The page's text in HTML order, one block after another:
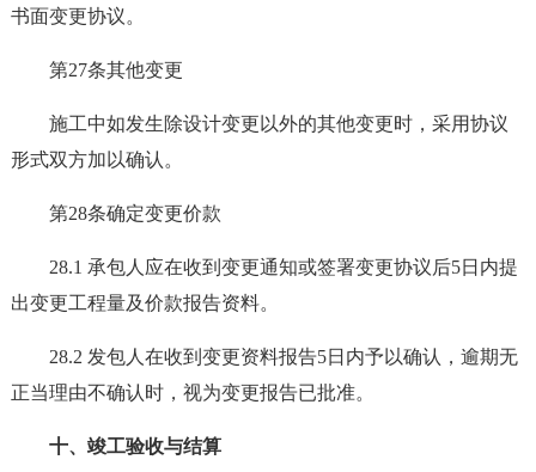
书面变更协议。
第27条其他变更
施工中如发生除设计变更以外的其他变更时，采用协议
形式双方加以确认。
第28条确定变更价款
28.1 承包人应在收到变更通知或签署变更协议后5日内提
出变更工程量及价款报告资料。
28.2 发包人在收到变更资料报告5日内予以确认，逾期无
正当理由不确认时，视为变更报告已批准。
十、竣工验收与结算